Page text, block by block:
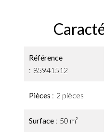
Référence
85941512
Pièces 2 pièces
Surface 50 m²